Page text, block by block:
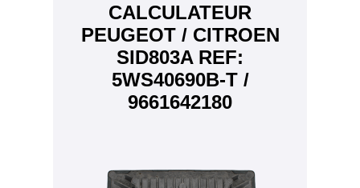
CALCULATEUR
PEUGEOT / CITROEN
SID803A REF:
5WS40690B-T /
9661642180